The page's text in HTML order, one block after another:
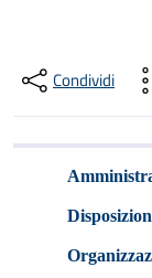
Condividi